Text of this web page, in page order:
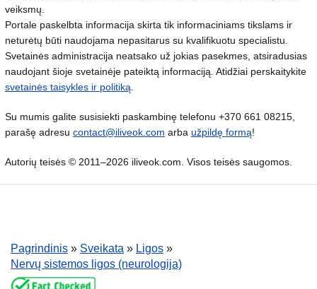
veiksmų.
Portale paskelbta informacija skirta tik informaciniams tikslams ir
neturėtų būti naudojama nepasitarus su kvalifikuotu specialistu.
Svetainės administracija neatsako už jokias pasekmes, atsiradusias
naudojant šioje svetainėje pateiktą informaciją. Atidžiai perskaitykite
svetainės taisykles ir politiką
Su mumis galite susisiekti paskambinę telefonu +370 661 08215,
parašę adresu contact@iliveok.com arba užpildę formą!
Autorių teisės © 2011–2026 iliveok.com. Visos teisės saugomos.
Pagrindinis » Sveikata » Ligos »
Nervų sistemos ligos (neurologija)